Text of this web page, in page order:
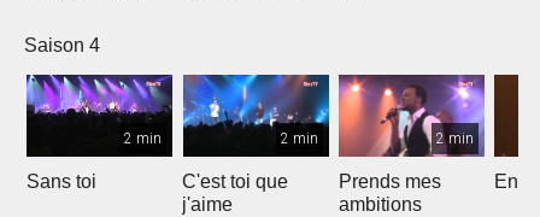
Saison 4
2 min
Sans toi
2 min
C'est toi que
j'aime
2 min
Prends mes
ambitions